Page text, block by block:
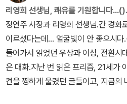
많은 초등학생 은우(초등4)가.
리영희 선생님, 쾌유를 기원합니다
정연주 사장과 리영희 선생님.간 경화
이르셨다는데... 얼굴빛이 안 좋으시
들어가서 읽었던 우상과 이성, 전환시
은 대화.지난 번 읽은 프리즘, 21세가
켠을 찡하게 울렸던 글들이고, 지금의